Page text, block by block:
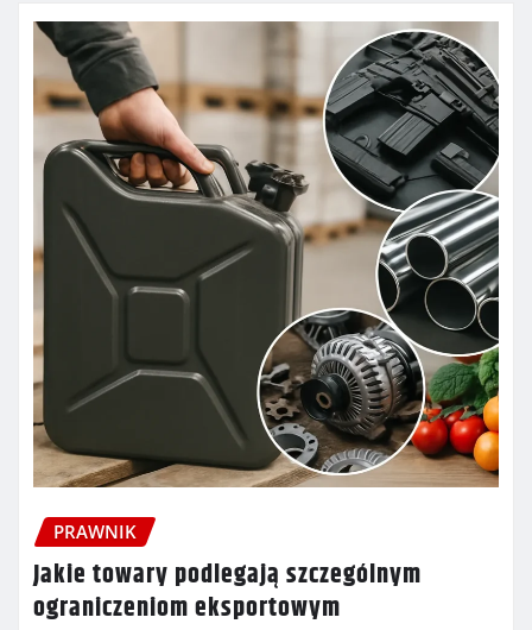
PRAWNIK
Jakie towary podlegają szczególnym
ograniczeniom eksportowym